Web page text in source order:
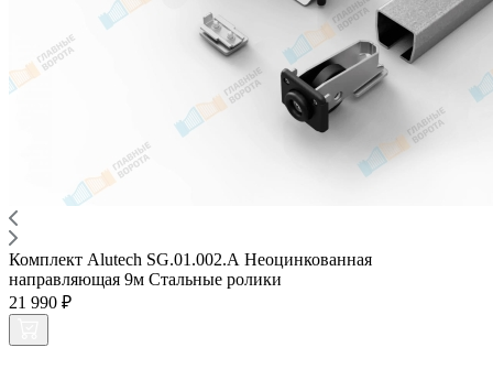
Комплект Alutech SG.01.002.А Неоцинкованная
направляющая 9м Стальные ролики
21 990 ₽